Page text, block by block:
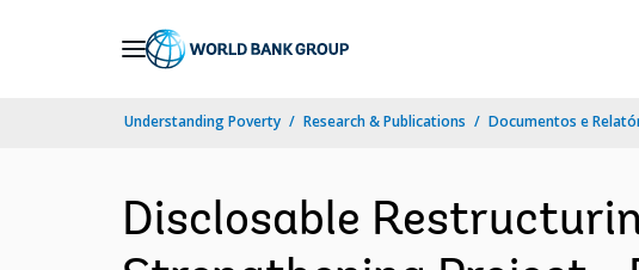
Understanding Poverty Research & Publications Documentos e
Disclosable